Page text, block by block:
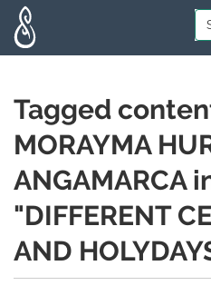
Tagged
MORAYMA
ANGAMARCA
"DIFFERENT
AND